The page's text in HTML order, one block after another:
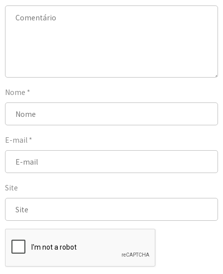
Nome *
E-mail *
Site